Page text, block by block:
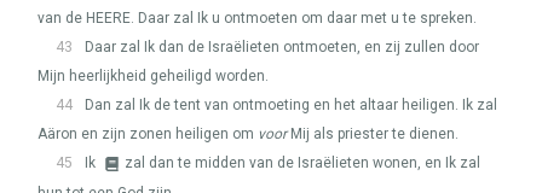
van de HEERE. Daar zal Ik u ontmoeten om daar met u te spreken.
43
Daar zal Ik dan de Israëlieten ontmoeten, en zij zullen door
Mijn heerlijkheid geheiligd worden.
44
Dan zal Ik de tent van ontmoeting en het altaar heiligen. Ik zal
Aäron en zijn zonen heiligen om voorMij als priester te dienen.
45
Ik
zal dan te midden van de Israëlieten wonen, en Ik zal